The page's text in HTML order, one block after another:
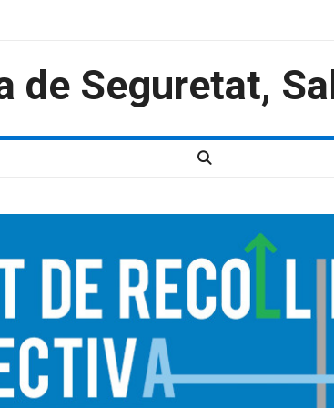
de Seguretat,